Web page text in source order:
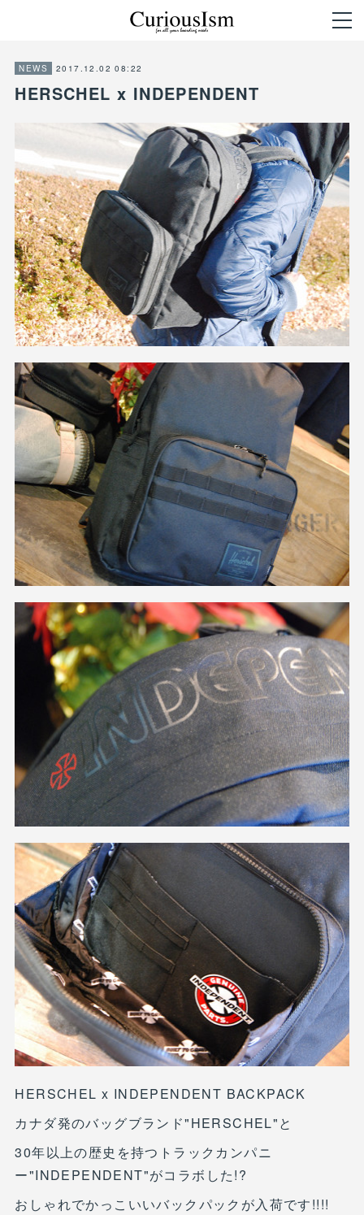
NEWS 2017.12.02 08:22
HERSCHEL x INDEPENDENT
HERSCHEL x INDEPENDENT BACKPACK
カナダ発のバッグブランド"HERSCHEL"と
30年以上の歴史を持つトラックカンパニ
ー"INDEPENDENT"がコラボした!?
おしゃれでかっこいいバックパックが入荷です!!!!